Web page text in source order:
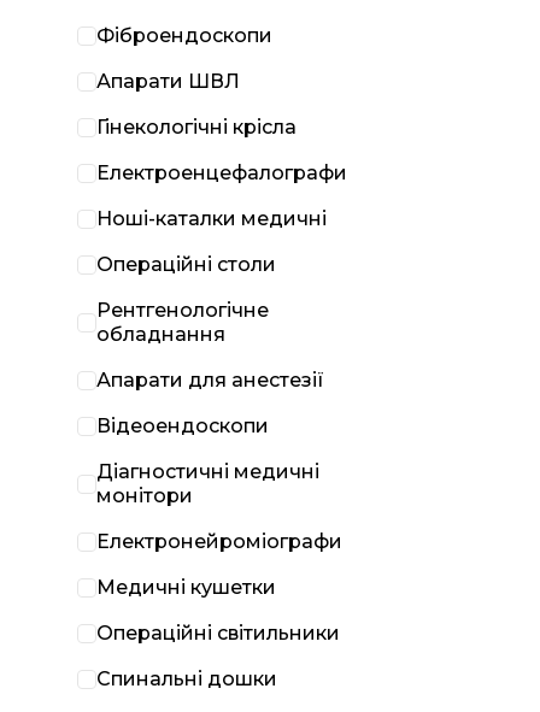
Фіброендоскопи
Апарати ШВЛ
Гінекологічні крісла
Електроенцефалографи
Ноші-каталки медичні
Операційні столи
Рентгенологічне
обладнання
Апарати для анестезії
Відеоендоскопи
Діагностичні медичні
монітори
Електронейроміографи
Медичні кушетки
Операційні світильники
Спинальні дошки